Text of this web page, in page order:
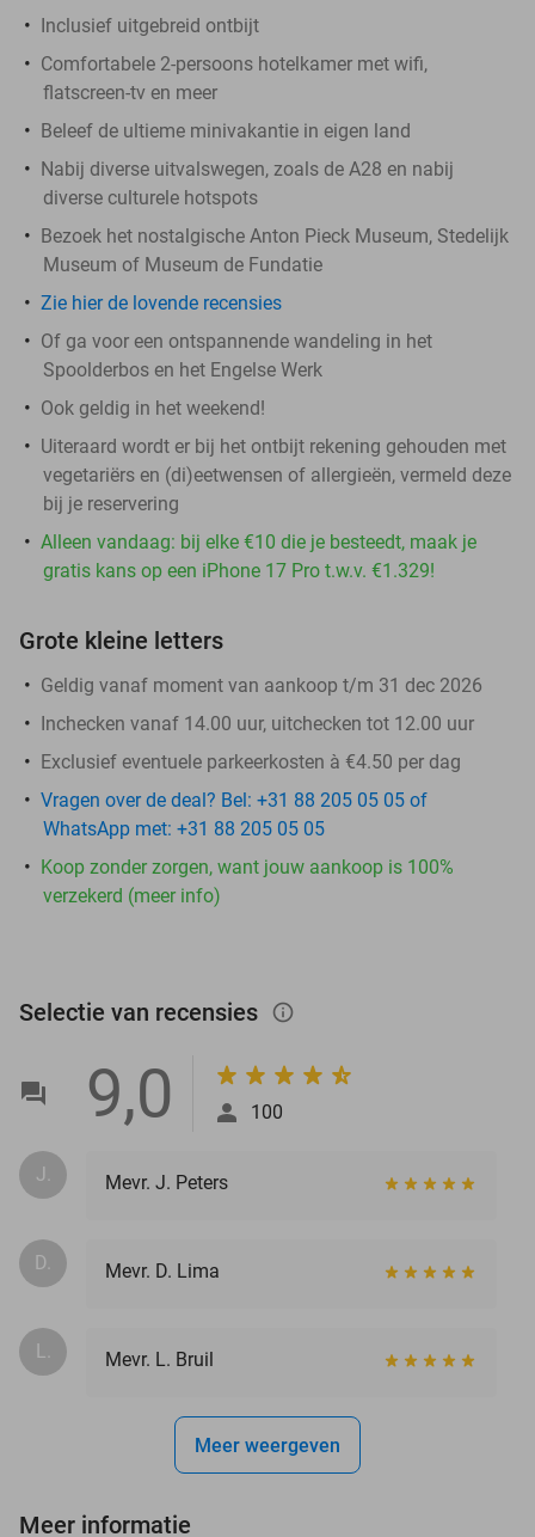
Inclusief uitgebreid ontbijt
Comfortabele 2-persoons hotelkamer met wifi,
flatscreen-tv en meer
Beleef de ultieme minivakantie in eigen land
Nabij diverse uitvalswegen, zoals de A28 en nabij
diverse culturele hotspots
Bezoek het nostalgische Anton Pieck Museum, Stedelijk
Museum of Museum de Fundatie
Zie hier de lovende recensies
Of ga voor een ontspannende wandeling in het
Spoolderbos en het Engelse Werk
Ook geldig in het weekend!
Uiteraard wordt er bij het ontbijt rekening gehouden met
vegetariërs en (di)eetwensen of allergieën, vermeld deze
bij je reservering
Alleen vandaag: bij elke €10 die je besteedt, maak je
gratis kans op een iPhone 17 Pro t.w.v. €1.329!
Grote kleine letters
Geldig vanaf moment van aankoop t/m 31 dec 2026
Inchecken vanaf 14.00 uur, uitchecken tot 12.00 uur
Exclusief eventuele parkeerkosten à €4.50 per dag
Vragen over de deal? Bel: +31 88 205 05 05 of
WhatsApp met: +31 88 205 05 05
Koop zonder zorgen, want jouw aankoop is 100%
verzekerd (meer info)
Selectie van recensies info_outlined
9,0 100
J. Mevr. J. Peters
D. Mevr. D. Lima
L. Mevr. L. Bruil
Meer weergeven
Meer informatie